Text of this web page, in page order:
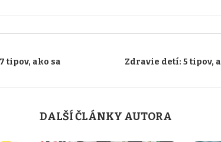
tipov, ako sa
Zdravie detí: 5 tipov,
DALŠÍ ČLÁNKY AUTORA